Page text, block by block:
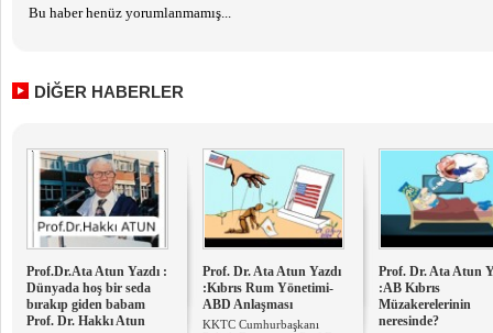
Bu haber henüz yorumlanmamış...
DİĞER HABERLER
Prof.Dr.Ata Atun Yazdı :
Dünyada hoş bir seda
bırakıp giden babam
Prof. Dr. Hakkı Atun
Prof. Dr. Ata Atun Yazdı
:Kıbrıs Rum Yönetimi-
ABD Anlaşması
KKTC Cumhurbaşkanı
Prof. Dr. Ata Atun
:AB Kıbrıs
Müzakerelerinin
neresinde?